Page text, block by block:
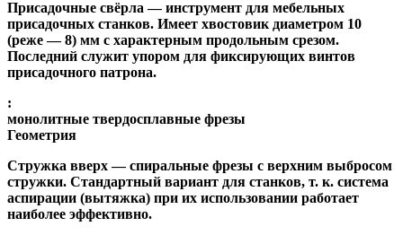
Присадочные свёрла — инструмент для мебельных
присадочных станков. Имеет хвостовик диаметром 10
(реже — 8) мм с характерным продольным срезом.
Последний служит упором для фиксирующих винтов
присадочного патрона.
:
монолитные твердосплавные фрезы
Геометрия
Стружка вверх— спиральные фрезы с верхним выбросом
стружки. Стандартный вариант для станков, т. к. система
аспирации (вытяжка) при их использовании работает
наиболее эффективно.